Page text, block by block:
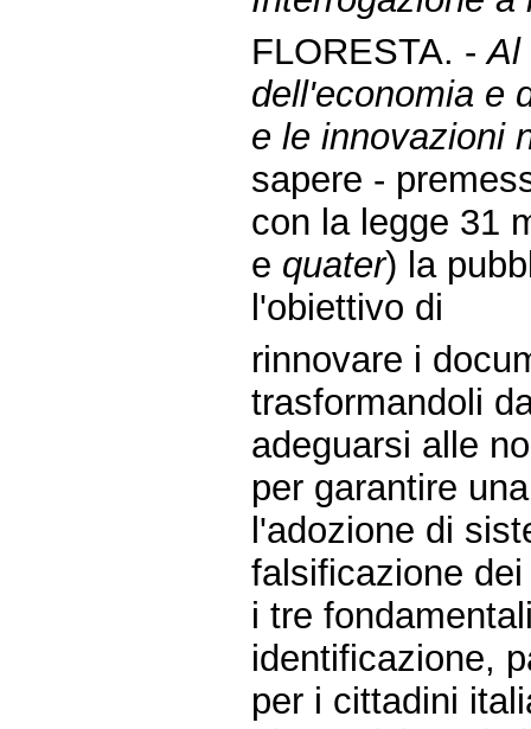
FLORESTA. -Al
dell'economia e
e le innovazioni
sapere -
con la legge 31
e quater) la
l'obiettivo di
rinnovare i
trasformandoli
adeguarsi alle
per garantire
l'adozione di
falsificazione
i tre
identificazione,
per i cittadini